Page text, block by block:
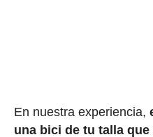
En nuestra experiencia,
una bici de tu talla